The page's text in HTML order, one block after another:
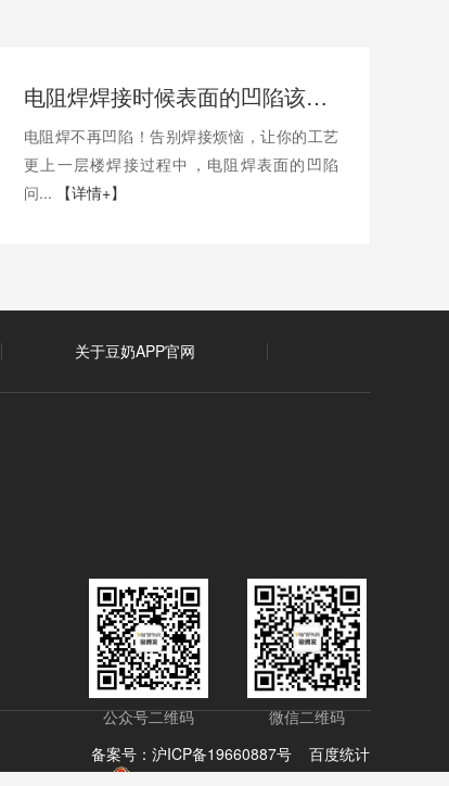
电阻焊焊接时候表面的凹陷该如何避免？
电阻焊不再凹陷！告别焊接烦恼，让你的工艺
更上一层楼焊接过程中，电阻焊表面的凹陷
问...
【详情+】
关于豆奶APP官网
公众号二维码
微信二维码
备案号： 沪ICP备19660887号百度统计